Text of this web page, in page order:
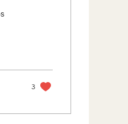
3